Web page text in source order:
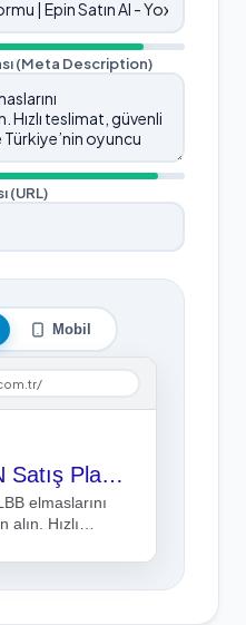
(Meta Description)
(URL)
Mobil
En Ucuz EPIN Satış Platformu | Epin Satın Al - Yox.com.tr
elmaslarını
alın. Hızlı
oyuncu dostu E-